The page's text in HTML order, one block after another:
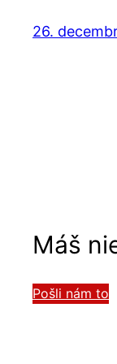
26.
Máš
Pošli nám to